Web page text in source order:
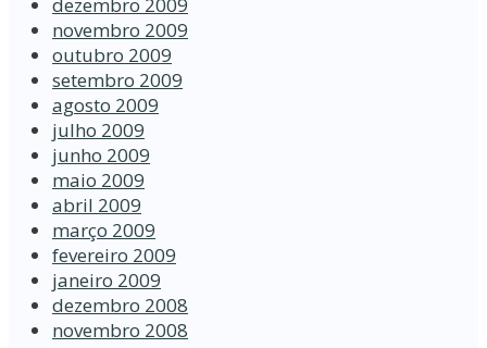
novembro 2009
outubro 2009
setembro 2009
agosto 2009
julho 2009
junho 2009
maio 2009
abril 2009
março 2009
fevereiro 2009
janeiro 2009
dezembro 2008
novembro 2008